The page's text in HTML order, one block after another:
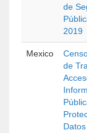
de
2019
Mexico
de